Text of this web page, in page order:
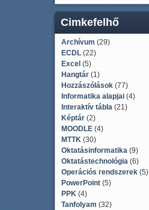
Cimkefelhő
Archívum (29)
ECDL(22)
Excel (5)
Hangtár(1)
Hozzászólások(77)
Informatika alapjai(4)
Interaktív tábla(21)
Képtár(2)
MOODLE(4)
MTTK(30)
Oktatásinformatika(9)
Oktatástechnológia(6)
Operációs rendszerek(5)
PowerPoint(5)
PPK(4)
Tanfolyam (32)